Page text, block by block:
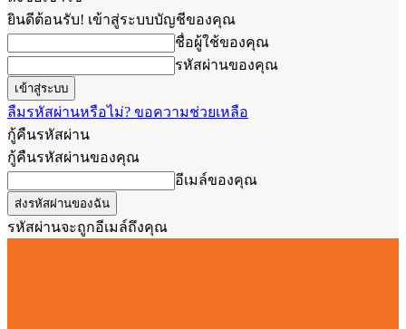
ยินดีต้อนรับ! เข้าสู่ระบบบัญชีของคุณ
ชื่อผู้ใช้ของคุณ
รหัสผ่านของคุณ
ลืมรหัสผ่านหรือไม่? ขอความช่วยเหลือ
กู้คืนรหัสผ่าน
กู้คืนรหัสผ่านของคุณ
อีเมล์ของคุณ
รหัสผ่านจะถูกอีเมล์ถึงคุณ